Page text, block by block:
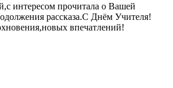
интересом прочитала о Вашей
рассказа.С Днём Учителя!
впечатлений!